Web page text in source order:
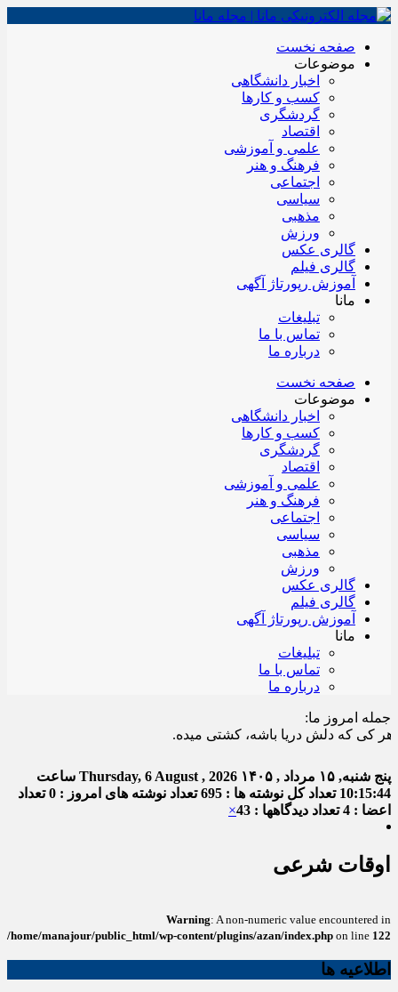
صفحه نخست
موضوعات
اخبار دانشگاهی
کسب و کارها
گردشگری
اقتصاد
علمی و آموزشی
فرهنگ و هنر
اجتماعی
سیاسی
مذهبی
ورزش
گالری عکس
گالری فیلم
آموزش رپورتاژ آگهی
مانا
تبلیغات
تماس با ما
درباره ما
صفحه نخست
موضوعات
اخبار دانشگاهی
کسب و کارها
گردشگری
اقتصاد
علمی و آموزشی
فرهنگ و هنر
اجتماعی
سیاسی
مذهبی
ورزش
گالری عکس
گالری فیلم
آموزش رپورتاژ آگهی
مانا
تبلیغات
تماس با ما
درباره ما
جمله امروز ما:
دلش دریا باشه، کشتی میده.
پنج شنبه, ۱۵ مرداد , ۱۴۰۵ Thursday, 6 August , 2026 ساعت
10:15:45 تعداد کل نوشته ها : 695 تعداد نوشته های امروز : 0
تعداد
اعضا : 4
تعداد دیدگاهها : 43 ×
اوقات شرعی
Warning: A non-numeric value encountered in
/home/manajour/public_html/wp-content/plugins/azan/index.php on line 122
اطلاعیه ها